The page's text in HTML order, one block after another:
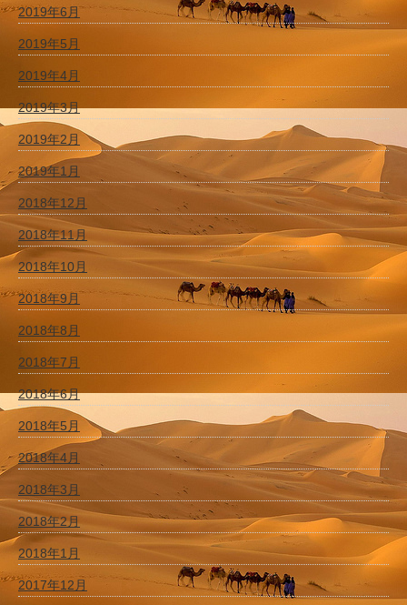
2019年6月
2019年5月
2019年4月
2019年3月
2019年2月
2019年1月
2018年12月
2018年11月
2018年10月
2018年9月
2018年8月
2018年7月
2018年6月
2018年5月
2018年4月
2018年3月
2018年2月
2018年1月
2017年12月